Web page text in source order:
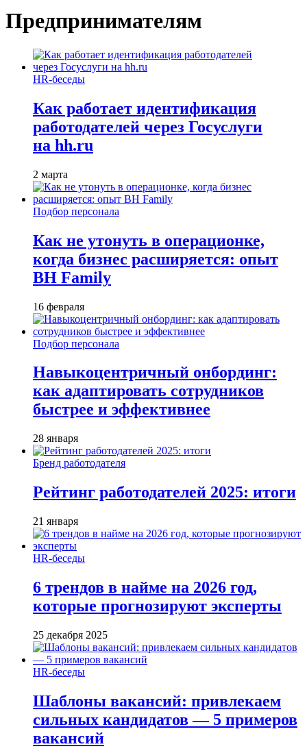
Предпринимателям
HR-беседы
Как работает идентификация
работодателей через Госуслуги
на hh.ru
2 марта
Подбор персонала
Как не утонуть в операционке,
когда бизнес расширяется: опыт
BH Family
16 февраля
Подбор персонала
Навыкоцентричный онбординг:
как адаптировать сотрудников
быстрее и эффективнее
28 января
Бренд работодателя
Рейтинг работодателей 2025: итоги
21 января
HR-беседы
6 трендов в найме на 2026 год,
которые прогнозируют эксперты
25 декабря 2025
HR-беседы
Шаблоны вакансий: привлекаем
сильных кандидатов — 5 примеров
вакансий